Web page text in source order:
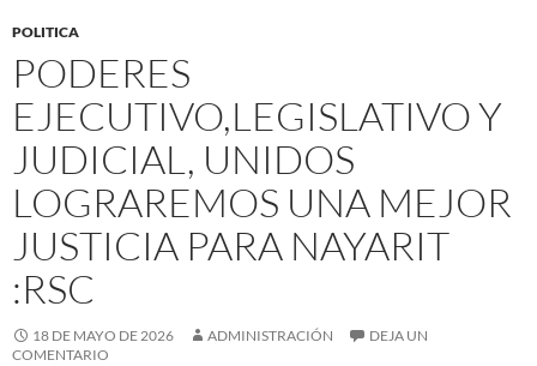
POLITICA
PODERES
EJECUTIVO,LEGISLATIVO Y
JUDICIAL, UNIDOS
LOGRAREMOS UNA MEJOR
JUSTICIA PARA NAYARIT
:RSC
18 DE MAYO DE 2026 ADMINISTRACIÓN
DEJA UN
COMENTARIO